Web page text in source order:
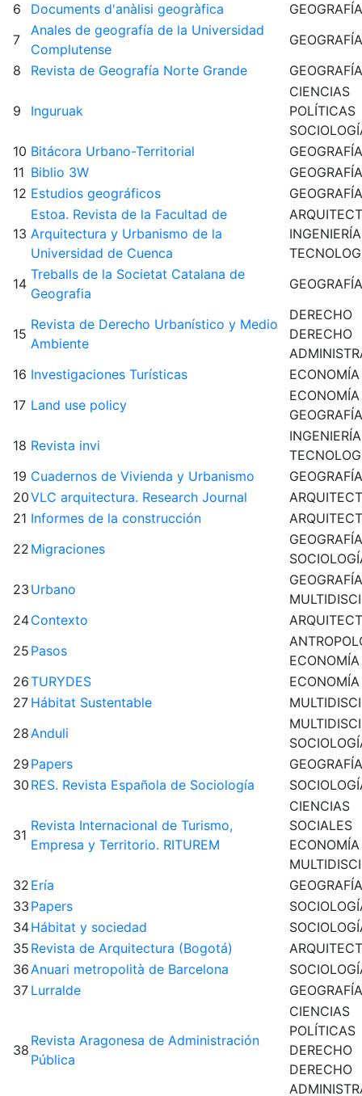
6
Documents d'anàlisi geogràfica
GEOGRAFÍA
7
Anales de geografía de la Universidad
Complutense
GEOGRAFÍA
8
Revista de Geografía Norte Grande GEOGRAFÍA
9 Inguruak
CIENCIAS
POLÍTICAS
10 Bitácora Urbano-Territorial
GEOGRAFÍA
11 Biblio 3W
GEOGRAFÍA
12 Estudios geográficos GEOGRAFÍA
13
Estoa. Revista de la Facultad de
Arquitectura y Urbanismo de la
Universidad de Cuenca
14
Treballs de la Societat Catalana de
Geografia
GEOGRAFÍA
15
Revista de Derecho Urbanístico y Medio
Ambiente
DERECHO
DERECHO
16 Investigaciones Turísticas
ECONOMÍA
17 Land use policy
ECONOMÍA
GEOGRAFÍA
18 Revista invi
19 Cuadernos de Vivienda y Urbanismo
GEOGRAFÍA
20VLC arquitectura. Research Journal
21 Informes de la construcción
22 Migraciones
GEOGRAFÍA
23 Urbano
GEOGRAFÍA
24Contexto
25 Pasos
ECONOMÍA
26TURYDES
ECONOMÍA
27 Hábitat Sustentable
28Anduli
29 Papers
GEOGRAFÍA
30 RES. Revista Española de Sociología
31
Revista Internacional de Turismo,
Empresa y Territorio. RITUREM
CIENCIAS
SOCIALES
ECONOMÍA
32 Ería
GEOGRAFÍA
33 Papers
34Hábitat y sociedad
35 Revista de Arquitectura (Bogotá)
36Anuari metropolità de Barcelona
37 Lurralde GEOGRAFÍA
38
Revista Aragonesa de Administración
Pública
CIENCIAS
POLÍTICAS
DERECHO
DERECHO